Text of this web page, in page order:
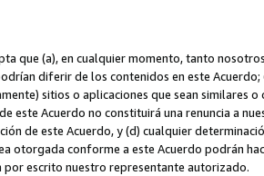
que (a), en cualquier momento, tanto
diferir de los contenidos en este
sitios o aplicaciones que sean similares
este Acuerdo no constituirá una renuncia a
de este Acuerdo, y (d) cualquier
otorgada conforme a este Acuerdo podrán
por escrito nuestro representante autorizado.